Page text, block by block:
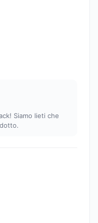
Siamo lieti che